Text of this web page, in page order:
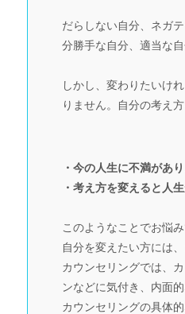
だらしない自分、ネガ
分勝手な自分、適当な
しかし、変わりたいけ
りません。自分の考え
・今の人生に不満があ
・考え方を変えると人
このようなことでお悩
自分を変えたい方には
カウンセリングでは、
ンなどに気付き、内面
カウンセリングの具体